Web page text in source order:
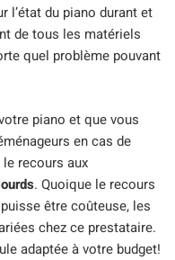
l’état du piano durant et
de tous les matériels
quel problème pouvant
piano et que vous
en cas de
recours aux
. Quoique le recours
puisse être coûteuse, les
chez ce prestataire.
adaptée à votre budget!